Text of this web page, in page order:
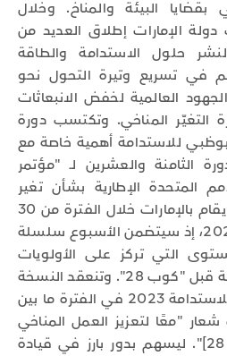
بقضايا البيئة والمناخ. وخلال
الإمارات إطلاق العديد من
لنشر حلول الاستدامة والطاقة
في تسريع وتيرة التحول نحو
العالمية لخفض الانبعاثات
التغيّر المناخي. وتكتسب دورة
للاستدامة أهمية خاصة مع
الثامنة والعشرين لـ "مؤتمر
المتحدة الإطارية بشأن تغير
المناخ" (كوب 28)، الذي يقام بالإمارات خلال الفترة من 30
نوفمبر إلى 12 ديسمبر 2023، إذ سيتضمن الأسبوع سلسلة
التي تركز على الأولويات
الرئيسة للتنمية المستدامة قبل "كوب 28". وتنعقد النسخة
الـ15 من أسبوع أبوظبي للاستدامة 2023 في الفترة ما بين
2023، تحت شعار "معًا لتعزيز العمل المناخي
وصولًا إلى مؤتمر [كوب 28]". ليسهم بدور بارز في قيادة